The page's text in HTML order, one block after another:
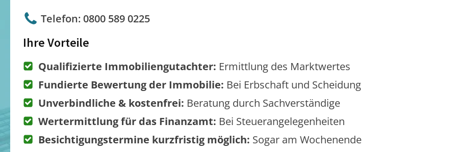
Telefon: 0800 589 0225
Ihre Vorteile
Qualifizierte Immobiliengutachter: Ermittlung des Marktwertes
Fundierte Bewertung der Immobilie: Bei Erbschaft und Scheidung
Unverbindliche & kostenfrei: Beratung durch Sachverständige
Wertermittlung für das Finanzamt: Bei Steuerangelegenheiten
Besichtigungstermine kurzfristig möglich: Sogar am Wochenende